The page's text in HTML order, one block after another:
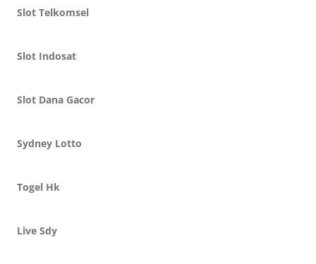
Slot Telkomsel
Slot Indosat
Slot Dana Gacor
Sydney Lotto
Togel Hk
Live Sdy